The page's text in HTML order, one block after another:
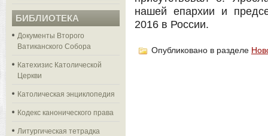
БИБЛИОТЕКА
Документы Второго
Ватиканского Собора
Катехизис Католической
Церкви
Католическая энциклопедия
Кодекс канонического права
Литургическая тетрадка
нашей епархии и
2016 в России.
Опубликовано в разделе